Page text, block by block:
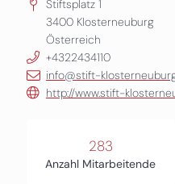
Stiftsplatz 1
3400 Klosterneuburg
Österreich
+4322434110
info@stift-
http://www.stift-
283
Anzahl Mitarbeitende